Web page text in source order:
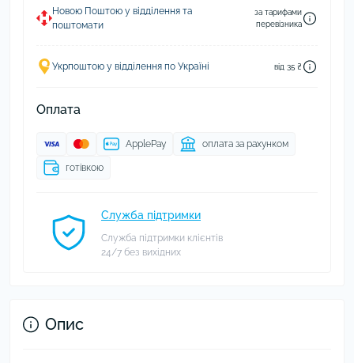
Новою Поштою у відділення та
поштомати
за тарифами
перевізника
Укрпоштою у відділення по Україні від 35 ₴
Оплата
ApplePay оплата за рахунком
готівкою
Служба підтримки
Служба підтримки клієнтів
24/7 без вихідних
Опис